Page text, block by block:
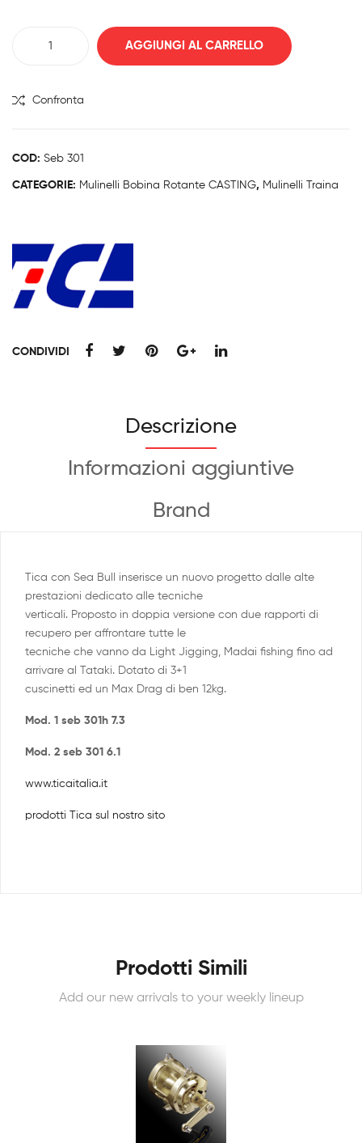
AGGIUNGI AL CARRELLO
Confronta
COD: Seb 301
CATEGORIE: Mulinelli Bobina Rotante CASTING, Mulinelli Traina
CONDIVIDI
Descrizione
Informazioni aggiuntive
Brand
Tica con Sea Bull inserisce un nuovo progetto dalle alte
prestazioni dedicato alle tecniche
verticali. Proposto in doppia versione con due rapporti di
recupero per affrontare tutte le
tecniche che vanno da Light Jigging, Madai fishing fino ad
arrivare al Tataki. Dotato di 3+1
cuscinetti ed un Max Drag di ben 12kg.
Mod. 1 seb 301h 7.3
Mod. 2 seb 301 6.1
www.ticaitalia.it
prodotti Tica sul nostro sito
Prodotti Simili
Add our new arrivals to your weekly lineup